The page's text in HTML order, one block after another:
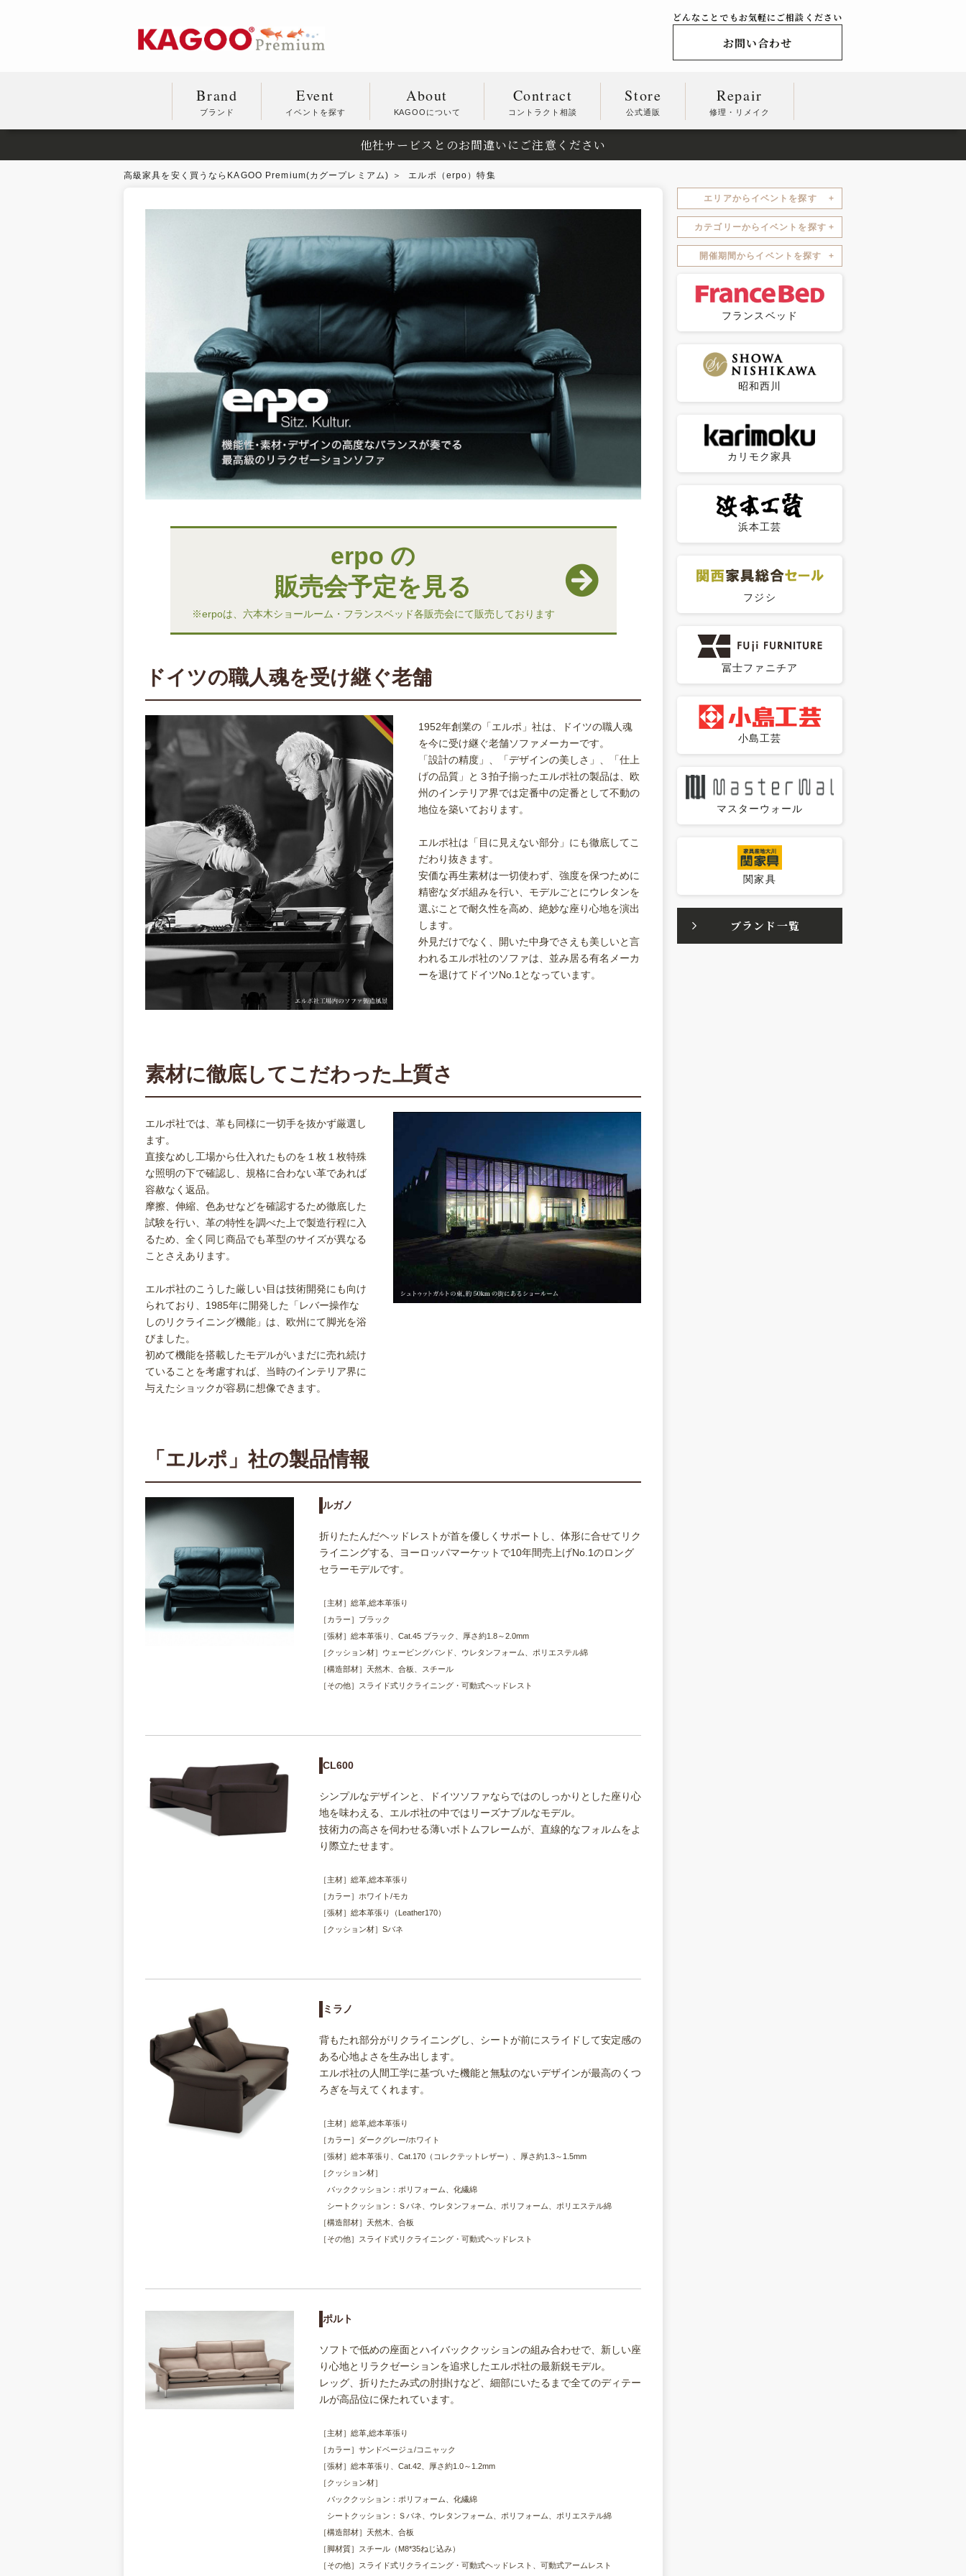
どんなことでもお気軽にご相談ください
お問い合わせ
Brand
ブランド
Event
イベントを探す
About
KAGOOについて
Contract
コントラクト相談
Store
公式通販
Repair
修理・リメイク
他社サービスとのお間違いにご注意ください
高級家具を安く買うならKAGOO Premium(カグープレミアム) エルポ（erpo）特集
erpo の
販売会予定を見る
※erpoは、六本木ショールーム・フランスベッド各販売会にて販売しております
ドイツの職人魂を受け継ぐ老舗
1952年創業の「エルポ」社は、ドイツの職人魂
を今に受け継ぐ老舗ソファメーカーです。
「設計の精度」、「デザインの美しさ」、「仕上
げの品質」と３拍子揃ったエルポ社の製品は、欧
州のインテリア界では定番中の定番として不動の
地位を築いております。
エルポ社は「目に見えない部分」にも徹底してこ
だわり抜きます。
安価な再生素材は一切使わず、強度を保つために
精密なダボ組みを行い、モデルごとにウレタンを
選ぶことで耐久性を高め、絶妙な座り心地を演出
します。
外見だけでなく、開いた中身でさえも美しいと言
われるエルポ社のソファは、並み居る有名メーカ
ーを退けてドイツNo.1となっています。
素材に徹底してこだわった上質さ
エルポ社では、革も同様に一切手を抜かず厳選し
ます。
直接なめし工場から仕入れたものを１枚１枚特殊
な照明の下で確認し、規格に合わない革であれば
容赦なく返品。
摩擦、伸縮、色あせなどを確認するため徹底した
試験を行い、革の特性を調べた上で製造行程に入
るため、全く同じ商品でも革型のサイズが異なる
ことさえあります。
エルポ社のこうした厳しい目は技術開発にも向け
られており、1985年に開発した「レバー操作な
しのリクライニング機能」は、欧州にて脚光を浴
びました。
初めて機能を搭載したモデルがいまだに売れ続け
ていることを考慮すれば、当時のインテリア界に
与えたショックが容易に想像できます。
「エルポ」社の製品情報
ルガノ
折りたたんだヘッドレストが首を優しくサポートし、体形に合せてリク
ライニングする、ヨーロッパマーケットで10年間売上げNo.1のロング
セラーモデルです。
［主材］総革,総本革張り
［カラー］ブラック
［張材］総本革張り、Cat.45 ブラック、厚さ約1.8～2.0mm
［クッション材］ウェービングバンド、ウレタンフォーム、ポリエステル綿
［構造部材］天然木、合板、スチール
［その他］スライド式リクライニング・可動式ヘッドレスト
CL600
シンプルなデザインと、ドイツソファならではのしっかりとした座り心
地を味わえる、エルポ社の中ではリーズナブルなモデル。
技術力の高さを伺わせる薄いボトムフレームが、直線的なフォルムをよ
り際立たせます。
［主材］総革,総本革張り
［カラー］ホワイト/モカ
［張材］総本革張り（Leather170）
［クッション材］Sバネ
ミラノ
背もたれ部分がリクライニングし、シートが前にスライドして安定感の
ある心地よさを生み出します。
エルポ社の人間工学に基づいた機能と無駄のないデザインが最高のくつ
ろぎを与えてくれます。
［主材］総革,総本革張り
［カラー］ダークグレー/ホワイト
［張材］総本革張り、Cat.170（コレクテットレザー）、厚さ約1.3～1.5mm
［クッション材］
バッククッション：ポリフォーム、化繊綿
シートクッション：Ｓバネ、ウレタンフォーム、ポリフォーム、ポリエステル綿
［構造部材］天然木、合板
［その他］スライド式リクライニング・可動式ヘッドレスト
ポルト
ソフトで低めの座面とハイバッククッションの組み合わせで、新しい座
り心地とリラクゼーションを追求したエルポ社の最新鋭モデル。
レッグ、折りたたみ式の肘掛けなど、細部にいたるまで全てのディテー
ルが高品位に保たれています。
［主材］総革,総本革張り
［カラー］サンドベージュ/コニャック
［張材］総本革張り、Cat.42、厚さ約1.0～1.2mm
［クッション材］
バッククッション：ポリフォーム、化繊綿
シートクッション：Ｓバネ、ウレタンフォーム、ポリフォーム、ポリエステル綿
［構造部材］天然木、合板
［脚材質］スチール（M8*35ねじ込み）
［その他］スライド式リクライニング・可動式ヘッドレスト、可動式アームレスト
エリアからイベントを探す
カテゴリーからイベントを探す
開催期間からイベントを探す
フランスベッド
昭和西川
カリモク家具
浜本工芸
フジシ
冨士ファニチア
小島工芸
マスターウォール
関家具
ブランド一覧